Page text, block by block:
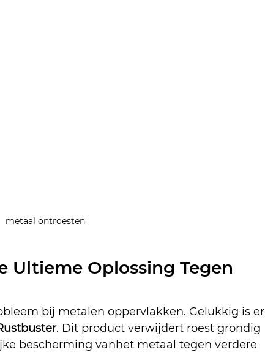
metaal ontroesten
Ultieme Oplossing Tegen
bij metalen oppervlakken. Gelukkig is
. Dit product verwijdert roest grondig
bescherming vanhet metaal tegen verdere